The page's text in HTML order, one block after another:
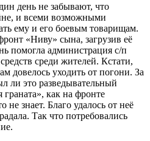
день не забывают, что
и всеми возможными
ему и его боевым товарищам.
«Ниву» сына, загрузив её
помогла администрация с/п
среди жителей. Кстати,
довелось уходить от погони. За
ли это разведывательный
как на фронте
знает. Благо удалось от неё
Так что потребовались